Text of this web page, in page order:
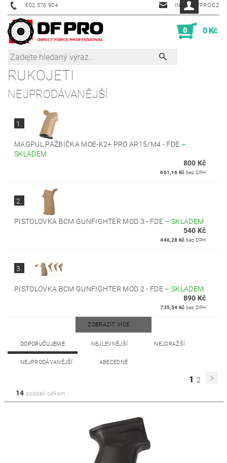
602 576 904 INFO@DFPRO.CZ
0 0 Kč
RUKOJETI
NEJPRODÁVANĚJŠÍ
1.
MAGPUL PAŽBIČKA MOE-K2+ PRO AR15/M4 - FDE –
SKLADEM
800 Kč
661,16 Kč bez DPH
2.
PISTOLOVKA BCM GUNFIGHTER MOD 3 - FDE – SKLADEM
540 Kč
446,28 Kč bez DPH
3.
PISTOLOVKA BCM GUNFIGHTER MOD 2 - FDE – SKLADEM
890 Kč
735,54 Kč bez DPH
ZOBRAZIT VÍCE
DOPORUČUJEME NEJLEVNĚJŠÍ NEJDRAŽŠÍ
NEJPRODÁVANĚJŠÍ ABECEDNĚ
1 2
14 položek celkem